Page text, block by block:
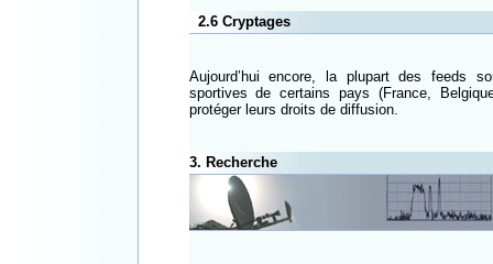
2.6 Cryptages
Aujourd’hui encore, la plupart des feeds
sportives de certains pays (France,
protéger leurs droits de diffusion.
3. Recherche